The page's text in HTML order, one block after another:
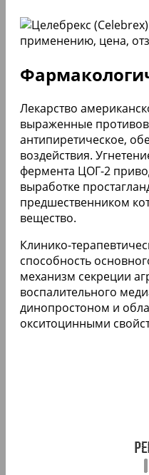
Лекарство
выраженные
антипиретическое,
воздействия.
фермента ЦОГ-2
выработке
предшественником
вещество.
Клинико-
способность
механизм секреции
воспалительного
динопростоном и
окситоцинными